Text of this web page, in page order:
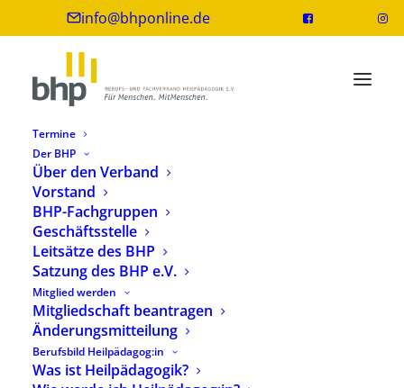
info@bhponline.de
Termine
Der BHP
Über den Verband
Vorstand
BHP-Fachgruppen
Geschäftsstelle
Leitsätze des BHP
Satzung des BHP e.V.
Mitglied werden
Mitgliedschaft beantragen
Änderungsmitteilung
Berufsbild Heilpädagog:in
Was ist Heilpädagogik?
Weiterbildungsreihen